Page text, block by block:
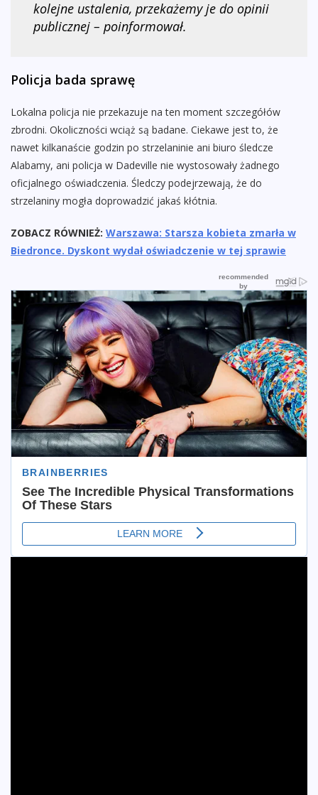
kolejne ustalenia, przekażemy je do opinii
publicznej – poinformował.
Policja bada sprawę
Lokalna policja nie przekazuje na ten moment szczegółów
zbrodni. Okoliczności wciąż są badane. Ciekawe jest to, że
nawet kilkanaście godzin po strzelaninie ani biuro śledcze
Alabamy, ani policja w Dadeville nie wystosowały żadnego
oficjalnego oświadczenia. Śledczy podejrzewają, że do
strzelaniny mogła doprowadzić jakaś kłótnia.
ZOBACZ RÓWNIEŻ: Warszawa: Starsza kobieta zmarła w
Biedronce. Dyskont wydał oświadczenie w tej sprawie